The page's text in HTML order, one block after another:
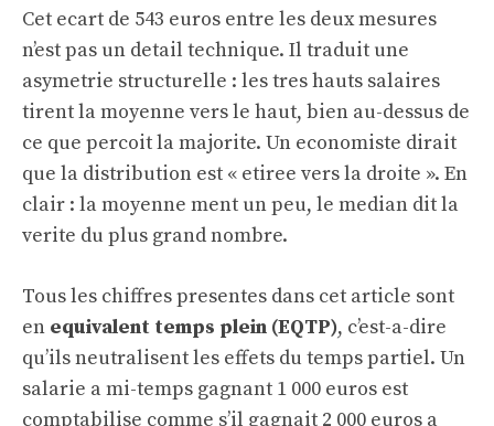
Cet ecart de 543 euros entre les deux mesures
n’est pas un detail technique. Il traduit une
asymetrie structurelle : les tres hauts salaires
tirent la moyenne vers le haut, bien au-dessus de
ce que percoit la majorite. Un economiste dirait
que la distribution est « etiree vers la droite ». En
clair : la moyenne ment un peu, le median dit la
verite du plus grand nombre.
Tous les chiffres presentes dans cet article sont
en equivalent temps plein (EQTP), c’est-a-dire
qu’ils neutralisent les effets du temps partiel. Un
salarie a mi-temps gagnant 1 000 euros est
comptabilise comme s’il gagnait 2 000 euros a